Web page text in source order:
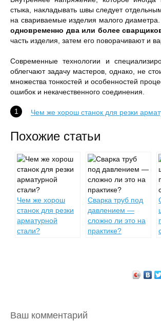
стыка, накладывать швы следует
на свариваемые изделия малого диаметра.
одновременно два или более
часть изделия, затем его поворачивают и
Современные технологии и
облегчают задачу мастеров, однако, не
множества тонкостей и особенностей
ошибок и некачественного соединения.
Чем же хорош станок для резки
Похожие статьи
Чем же хорош
станок для резки
арматурной
стали?
Сварка труб под
давлением —
сложно ли это на
практике?
Ваш комментарий